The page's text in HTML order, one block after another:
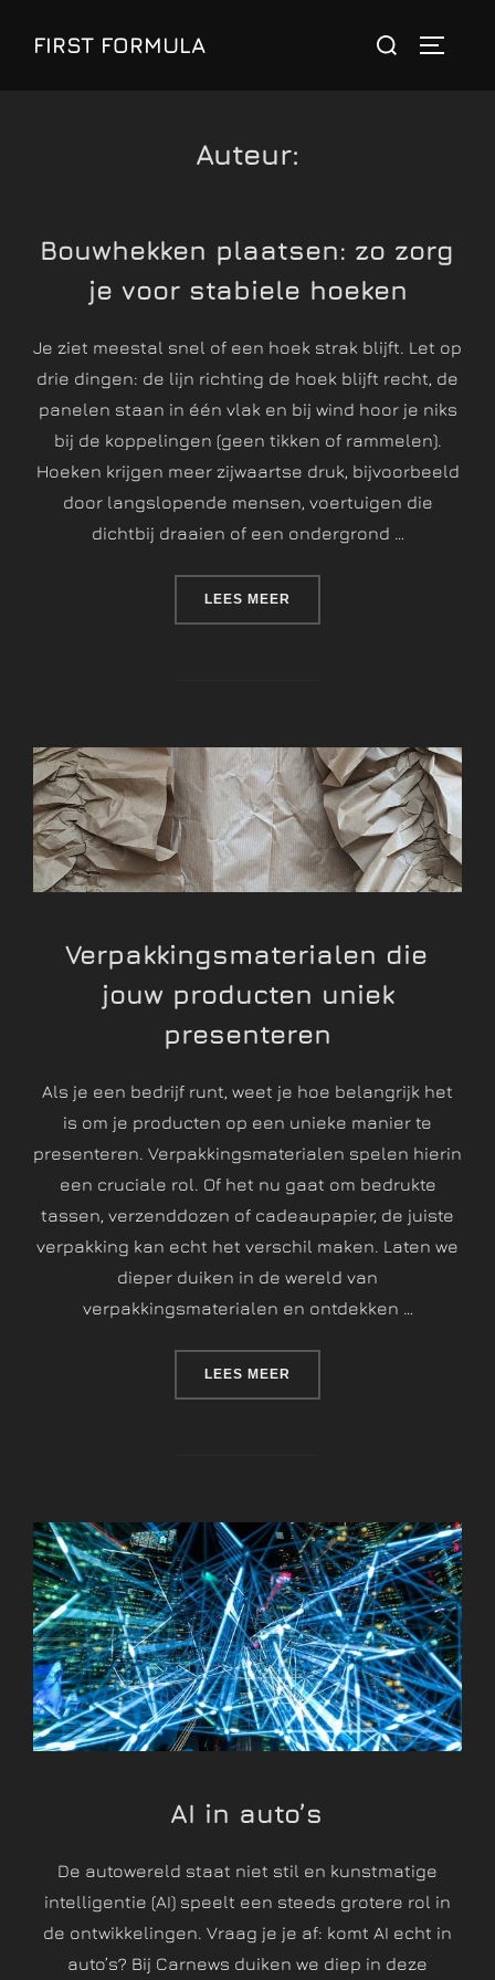
naarFIRST FORMULA
Auteur:
Bouwhekken plaatsen: zo zorg
je voor stabiele hoeken
Je ziet meestal snel of een hoek strak blijft. Let op
drie dingen: de lijn richting de hoek blijft recht, de
panelen staan in één vlak en bij wind hoor je niks
bij de koppelingen (geen tikken of rammelen).
Hoeken krijgen meer zijwaartse druk, bijvoorbeeld
door langslopende mensen, voertuigen die
dichtbij draaien of een ondergrond …
LEES MEER
Verpakkingsmaterialen die
jouw producten uniek
presenteren
Als je een bedrijf runt, weet je hoe belangrijk het
is om je producten op een unieke manier te
presenteren. Verpakkingsmaterialen spelen hierin
een cruciale rol. Of het nu gaat om bedrukte
tassen, verzenddozen of cadeaupapier, de juiste
verpakking kan echt het verschil maken. Laten we
dieper duiken in de wereld van
verpakkingsmaterialen en ontdekken …
LEES MEER
AI in auto’s
De autowereld staat niet stil en kunstmatige
intelligentie (AI) speelt een steeds grotere rol in
de ontwikkelingen. Vraag je je af: komt AI echt in
auto’s? Bij Carnews duiken we diep in deze